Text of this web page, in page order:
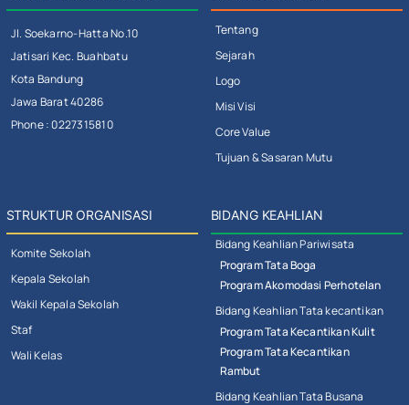
Jl. Soekarno-Hatta No.10
Jatisari Kec. Buahbatu
Kota Bandung
Jawa Barat 40286
Phone : 0227315810
Tentang
Sejarah
Logo
Misi Visi
Core Value
Tujuan & Sasaran Mutu
STRUKTUR ORGANISASI
Komite Sekolah
Kepala Sekolah
Wakil Kepala Sekolah
Staf
Wali Kelas
BIDANG KEAHLIAN
Bidang Keahlian Pariwisata
Program Tata Boga
Program Akomodasi Perhotelan
Bidang Keahlian Tata kecantikan
Program Tata Kecantikan Kulit
Program Tata Kecantikan
Rambut
Bidang Keahlian Tata Busana